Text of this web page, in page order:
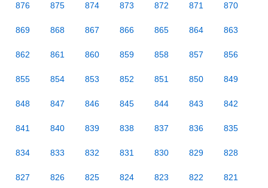
876 875 874 873 872 871 870
869 868 867 866 865 864 863
862 861 860 859 858 857 856
855 854 853 852 851 850 849
848 847 846 845 844 843 842
841 840 839 838 837 836 835
834 833 832 831 830 829 828
827 826 825 824 823 822 821